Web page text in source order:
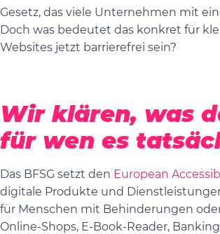
Gesetz, das viele Unternehmen mit
Doch was bedeutet das konkret für
Websites jetzt barrierefrei sein?
Wir klären, was
für wen es
Das BFSG setzt den European
digitale Produkte und
für Menschen mit Behinderungen
Online-Shops, E-Book-Reader,